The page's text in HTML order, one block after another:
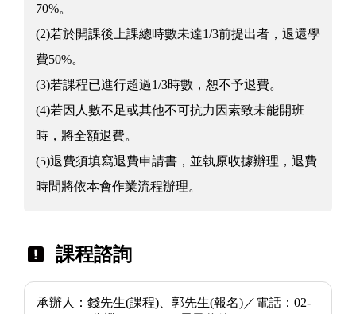
70%。
(2)若於開課後上課總時數未達1/3前提出者，退還學
費50%。
(3)若課程已進行超過1/3時數，恕不予退費。
(4)若因人數不足或其他不可抗力因素致未能開班
時，將全額退費。
(5)退費須填寫退費申請書，並執原收據辦理，退費
時間將依本會作業流程辦理。
課程諮詢
承辦人：錢先生(課程)、郭先生(報名)／電話：02-